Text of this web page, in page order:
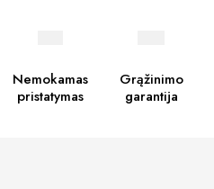
Nemokamas
pristatymas
Grąžinimo
garantija